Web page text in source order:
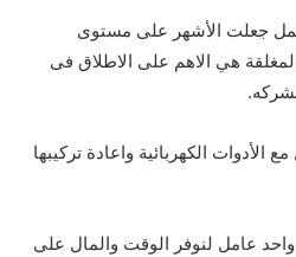
جعلت الأشهر على مستوى
هي الاهم على الاطلاق فى
الكهربائية واعادة تركيبها
عامل لنوفر الوقت والمال على